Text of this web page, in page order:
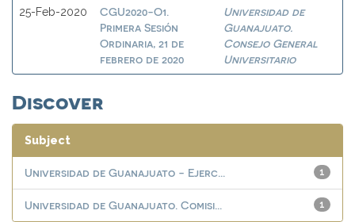
25-Feb-2020
CGU2020-O1.
Primera Sesión
Ordinaria, 21 de
febrero de 2020
Universidad de
Guanajuato.
Consejo General
Universitario
Discover
Subject
1
Universidad de Guanajuato - Ejerc...
1
Universidad de Guanajuato. Comisi...